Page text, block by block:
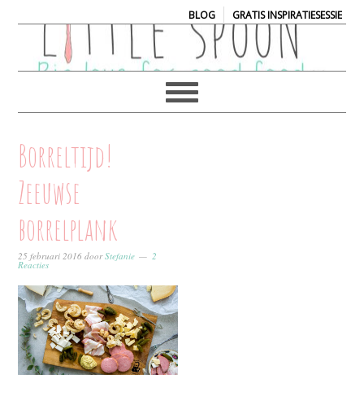
BLOG| GRATIS INSPIRATIESESSIE
Borreltijd!
Zeeuwse
borrelplank
25 februari 2016 doorStefanie 2
Reacties